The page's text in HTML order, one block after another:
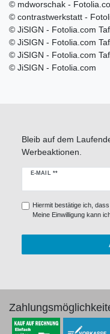
© mdworschak -
© contrastwerkstatt -
© JiSIGN - Fotolia.com
© JiSIGN - Fotolia.com
© JiSIGN - Fotolia.com
© JiSIGN - Fotolia.com
Bleib auf dem
Werbeaktionen.
E-MAIL **
Newsletter
Hiermit bestätige ich,
Meine Einwilligung kann